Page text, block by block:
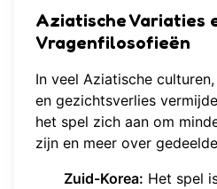
Aziatische Variaties
Vragenfilosofieën
In veel Aziatische
en gezichtsverlies
het spel zich aan om
zijn en meer over
Zuid-Korea: Het spel